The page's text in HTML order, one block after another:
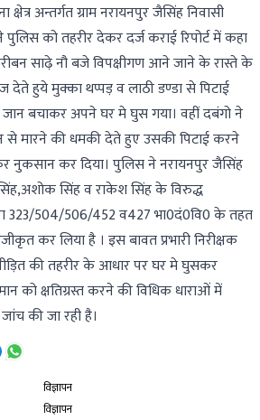
अन्तर्गत ग्राम नरायनपुर जैसिंह निवासी
पुलिस को तहरीर देकर दर्ज कराई रिपोर्ट में कहा
साढ़े नौ बजे विपक्षीगण आने जाने के रास्ते के
देते हुये मुक्का थप्पड़ व लाठी डण्डा से पिटाई
बचाकर अपने घर मे घुस गया। वहीं दबंगो ने
मारने की धमकी देते हुए उसकी पिटाई करने
नुकसान कर दिया। पुलिस ने नरायनपुर जैसिंह
सिंह व राकेश सिंह के विरुद्ध
323/504/506/452 व427 भा0दं0वि0 के तहत
कर लिया है । इस बावत प्रभारी निरीक्षक
की तहरीर के आधार पर घर मे घुसकर
को क्षतिग्रस्त करने की विधिक धाराओं में
की जा रही है।
विज्ञापन
विज्ञापन